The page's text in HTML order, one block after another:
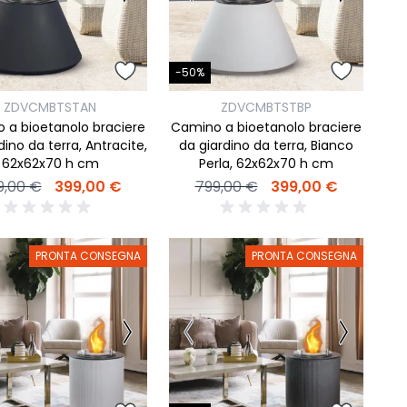
Like
Stella
armadio Atlantic
notte Miss
ZDVCMBTSTAN
a bioetanolo braciere
terra, Antracite,
62x62x70 h cm
€ 399,00 €
-50%
ZDVCMBTSTBP
Camino a bioetanolo braciere
da giardino da terra, Bianco
Perla, 62x62x70 h cm
799,00 € 399,00 €
PRONTA CONSEGNA PRONTA CONSEGNA